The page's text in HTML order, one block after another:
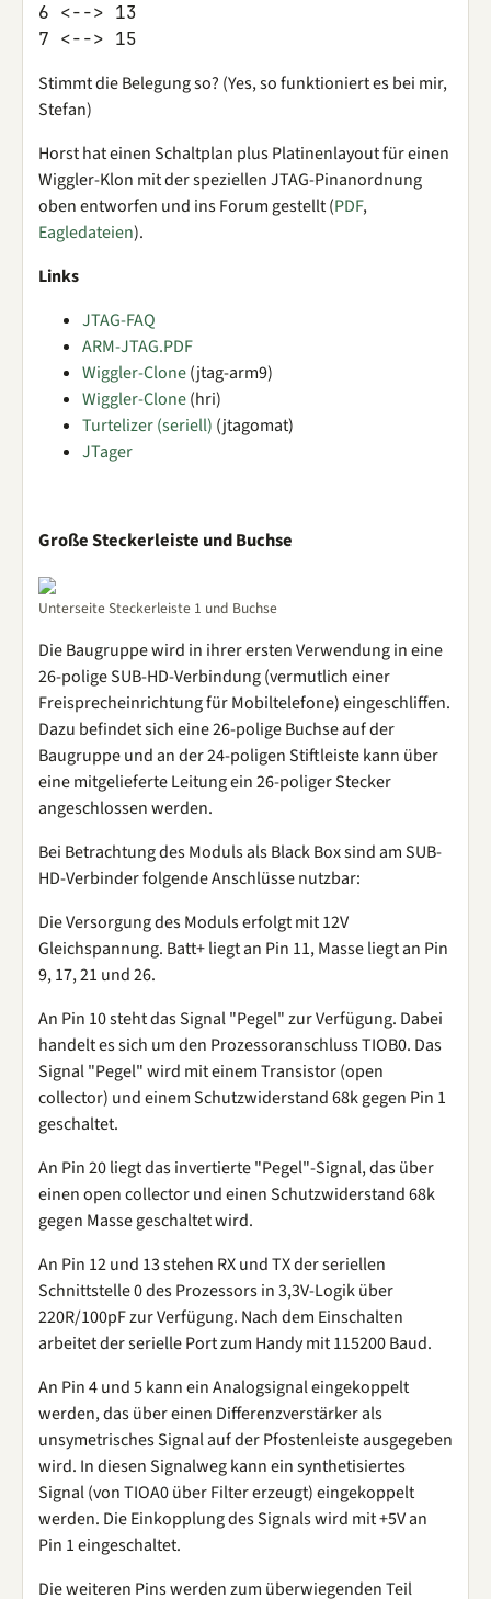
6 <--> 13
Stimmt die Belegung so? (Yes, so funktioniert es bei mir,
Stefan)
Horst hat einen Schaltplan plus Platinenlayout für einen
Wiggler-Klon mit der speziellen JTAG-Pinanordnung
oben entworfen und ins Forum gestellt (PDF,
Eagledateien).
Links
JTAG-FAQ
ARM-JTAG.PDF
Wiggler-Clone(jtag-arm9)
Wiggler-Clone(hri)
Turtelizer (seriell) (jtagomat)
JTager
Große Steckerleiste und Buchse
Unterseite Steckerleiste 1 und Buchse
Die Baugruppe wird in ihrer ersten Verwendung in eine
26-polige SUB-HD-Verbindung (vermutlich einer
Freisprecheinrichtung für Mobiltelefone) eingeschliffen.
Dazu befindet sich eine 26-polige Buchse auf der
Baugruppe und an der 24-poligen Stiftleiste kann über
eine mitgelieferte Leitung ein 26-poliger Stecker
angeschlossen werden.
Bei Betrachtung des Moduls als Black Box sind am SUB-
HD-Verbinder folgende Anschlüsse nutzbar:
Die Versorgung des Moduls erfolgt mit 12V
Gleichspannung. Batt+ liegt an Pin 11, Masse liegt an Pin
9, 17, 21 und 26.
An Pin 10 steht das Signal "Pegel" zur Verfügung. Dabei
handelt es sich um den Prozessoranschluss TIOB0. Das
Signal "Pegel" wird mit einem Transistor (open
collector) und einem Schutzwiderstand 68k gegen Pin 1
geschaltet.
An Pin 20 liegt das invertierte "Pegel"-Signal, das über
einen open collector und einen Schutzwiderstand 68k
gegen Masse geschaltet wird.
An Pin 12 und 13 stehen RX und TX der seriellen
Schnittstelle 0 des Prozessors in 3,3V-Logik über
220R/100pF zur Verfügung. Nach dem Einschalten
arbeitet der serielle Port zum Handy mit 115200 Baud.
An Pin 4 und 5 kann ein Analogsignal eingekoppelt
werden, das über einen Differenzverstärker als
unsymetrisches Signal auf der Pfostenleiste ausgegeben
wird. In diesen Signalweg kann ein synthetisiertes
Signal (von TIOA0 über Filter erzeugt) eingekoppelt
werden. Die Einkopplung des Signals wird mit +5V an
Pin 1 eingeschaltet.
Die weiteren Pins werden zum überwiegenden Teil